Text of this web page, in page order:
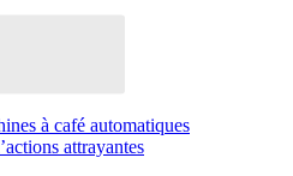
à café automatiques
attrayantes